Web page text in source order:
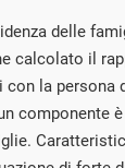
delle
calcolato il
la persona
componente